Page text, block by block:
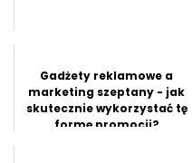
Gadżety reklamowe a
marketing szeptany - jak
skutecznie wykorzystać tę
formę promocji?